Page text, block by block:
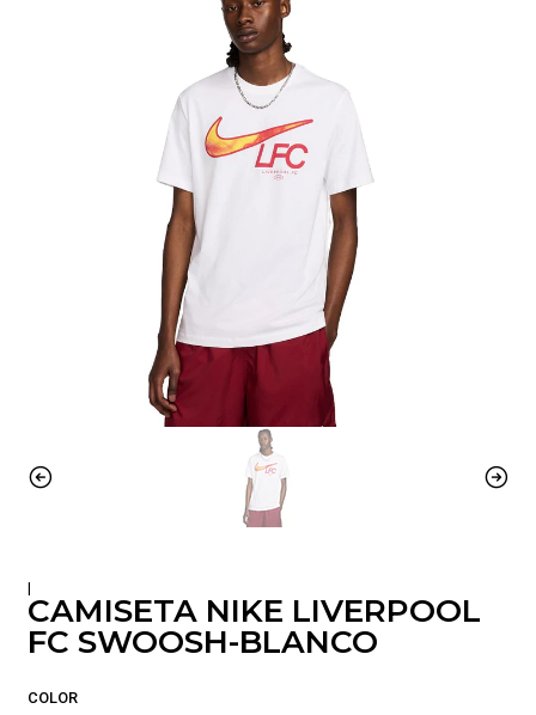
|
CAMISETA NIKE LIVERPOOL
FC SWOOSH-BLANCO
COLOR